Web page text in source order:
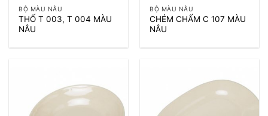
BỘ MÀU NÂU
THỐ T 003, T 004 MÀU
NÂU
BỘ MÀU NÂU
CHÉM CHẤM C 107 MÀU
NÂU